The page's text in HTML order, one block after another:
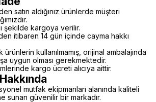
satın aldığınız ürünlerde müşteri
şekilde kargoya verilir.
itibaren 14 gün içinde cayma hakkı
kullanılmamış, orijinal ambalajında
uygun olması gerekmektedir.
kargo ücreti alıcıya aittir.
mutfak ekipmanları alanında kaliteli
sunan güvenilir bir markadır.